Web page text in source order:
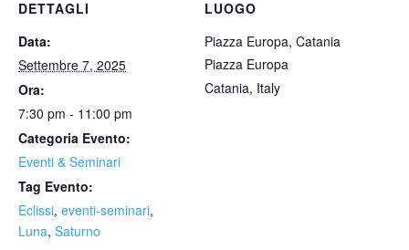
DETTAGLI
Data:
Settembre 7, 2025
Ora:
7:30 pm - 11:00 pm
Categoria Evento:
Eventi & Seminari
Tag Evento:
Eclissi, eventi-seminari,
Luna, Saturno
LUOGO
Piazza Europa, Catania
Piazza Europa
Catania, Italy